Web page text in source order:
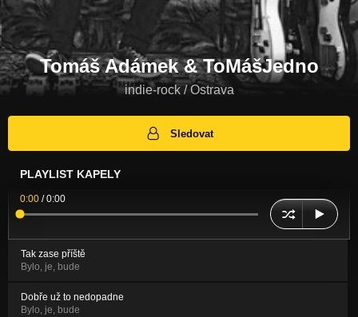
Tomáš Adámek & ToMášJedno
indie-rock / Ostrava
Sledovat
PLAYLIST KAPELY
0:00 /0:00
Tak zase příště
Bylo, je, bude
Dobře už to nedopadne
Bylo, je, bude